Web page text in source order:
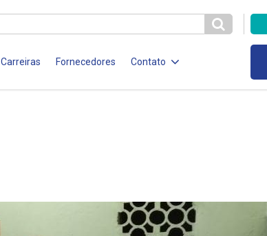
Carreiras Fornecedores Contato